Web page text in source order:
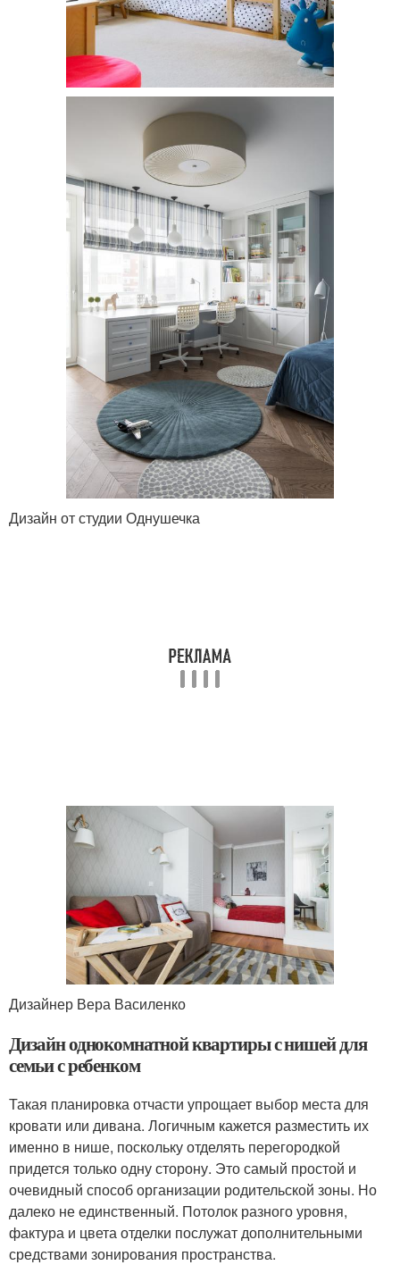
Дизайн от студии Однушечка
Дизайнер Вера Василенко
Дизайн однокомнатной квартиры с нишей для
семьи с ребенком
Такая планировка отчасти упрощает выбор места для
кровати или дивана. Логичным кажется разместить их
именно в нише, поскольку отделять перегородкой
придется только одну сторону. Это самый простой и
очевидный способ организации родительской зоны. Но
далеко не единственный. Потолок разного уровня,
фактура и цвета отделки послужат дополнительными
средствами зонирования пространства.